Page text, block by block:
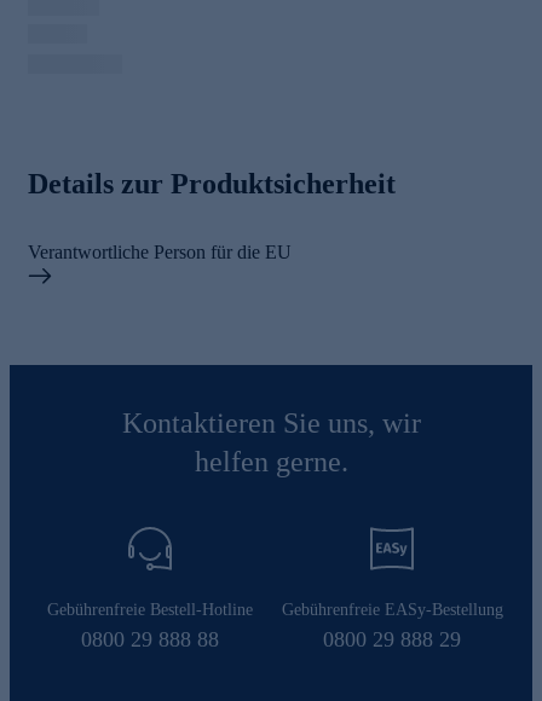
Details zur Produktsicherheit
Verantwortliche Person für die EU
Kontaktieren Sie uns, wir
helfen gerne.
Gebührenfreie Bestell-Hotline
0800 29 888 88
Gebührenfreie EASy-Bestellung
0800 29 888 29